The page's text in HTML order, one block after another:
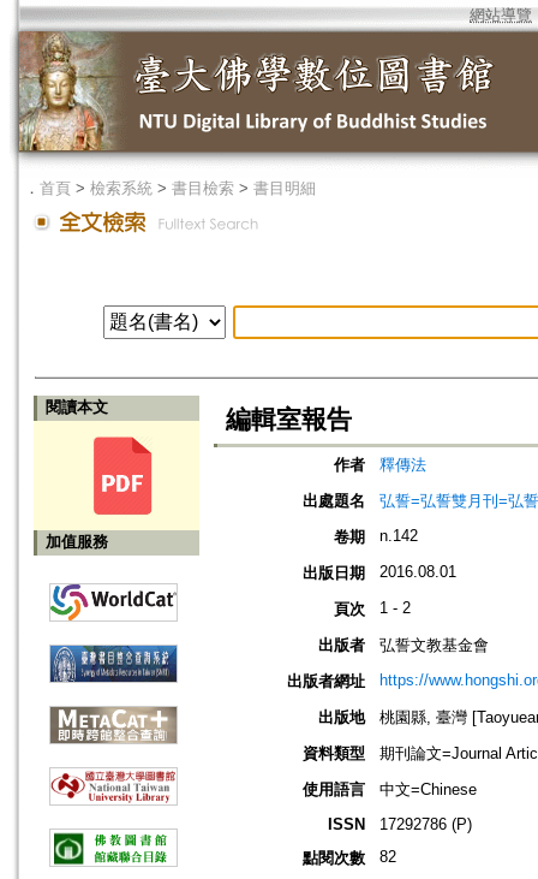
網站導覽
． 首頁 > 檢索系統 > 書目檢索 > 書目明細
閱讀本文
加值服務
編輯室報告
作者
釋傳法
出處題名
弘誓=弘誓雙月刊=弘
卷期
n.142
出版日期 2016.08.01
頁次 1 - 2
出版者
弘誓文教基金會
出版者網址
https://
出版地
桃園縣, 臺灣
資料類型
期刊論文=Journal
使用語言
中文=Chinese
ISSN
17292786 (P)
點閱次數
82